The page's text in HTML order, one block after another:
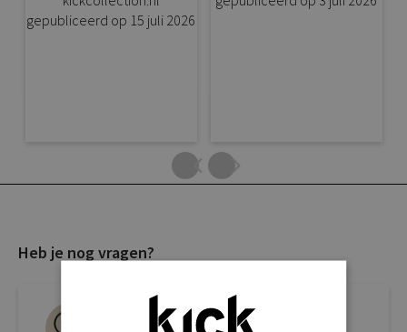
Heb je nog vragen?
Live chat